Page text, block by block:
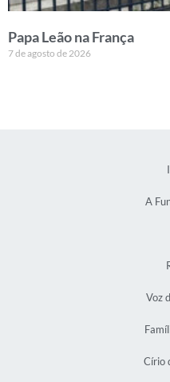
Papa Leão na França
7 de agosto de 2026
A
Voz
Círio